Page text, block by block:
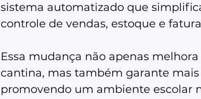
sistema automatizado que
controle de vendas, estoque e
Essa mudança não apenas
cantina, mas também garante
promovendo um ambiente escolar